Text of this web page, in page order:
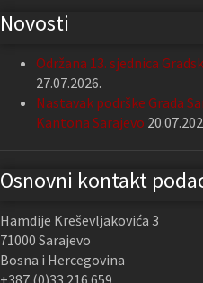
Novosti
Održana 13. sjednica
27.07.2026.
Nastavak podrške Grada
Kantona Sarajevo
Osnovni kontakt
Hamdije Kreševljakovića 3
71000 Sarajevo
Bosna i Hercegovina